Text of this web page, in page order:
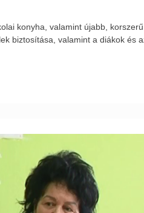
konyha, valamint újabb,
biztosítása, valamint a diákok és